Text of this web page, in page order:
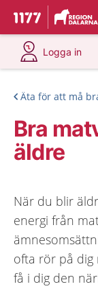
Till startsidan för
Du har
Logga in
på 1177.se
Äta för att må
Bra
äldre
När du blir
energi från
ofta rör på dig
få i dig den